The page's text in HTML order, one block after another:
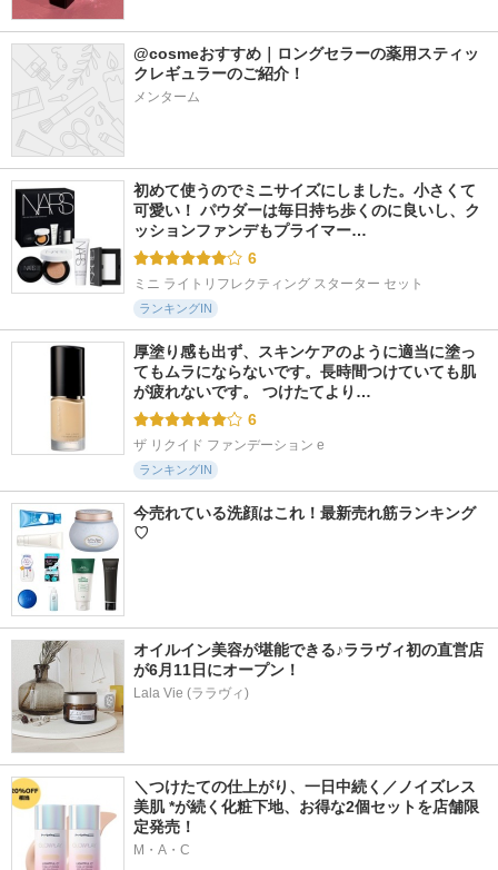
@cosmeおすすめ｜ロングセラーの薬用スティッ
クレギュラーのご紹介！
メンターム
初めて使うのでミニサイズにしました。小さくて
可愛い！ パウダーは毎日持ち歩くのに良いし、ク
ッションファンデもプライマー…
6
ミニ ライトリフレクティング スターター セット
ランキングIN
厚塗り感も出ず、スキンケアのように適当に塗っ
てもムラにならないです。長時間つけていても肌
が疲れないです。 つけたてより…
6
ザ リクイド ファンデーション e
ランキングIN
今売れている洗顔はこれ！最新売れ筋ランキング
♡
オイルイン美容が堪能できる♪ララヴィ初の直営店
が6月11日にオープン！
Lala Vie (ララヴィ)
＼つけたての仕上がり、一日中続く／ノイズレス
美肌 *が続く化粧下地、お得な2個セットを店舗限
定発売！
M・A・C